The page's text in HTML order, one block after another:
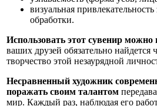
визуальная
обработки.
Использовать этот сувенир можно
ваших друзей обязательно
творчество этой незаурядной
Несравненный художник
поражать своим талантом
мир. Каждый раз, наблюдая его